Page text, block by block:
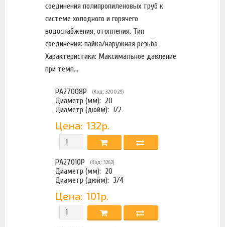
соединения полипропиленовых труб к
системе холодного и горячего
водоснабжения, отопления. Тип
соединения: пайка/наружная резьба
Характеристики: Максимальное давление
при темп...
PA27008P (Код: 320029)
Диаметр (мм): 20
Диаметр (дюйм): 1/2
Цена: 132р.
PA27010P (Код: 3262)
Диаметр (мм): 20
Диаметр (дюйм): 3/4
Цена: 101р.